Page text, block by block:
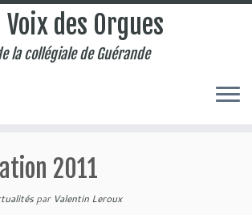
Voix des Orgues
la collégiale de Guérande
2011
par Valentin Leroux